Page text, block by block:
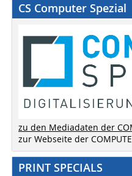
CS Computer Spezial
zu den Mediadaten der
zur Webseite der
PRINT SPECIALS